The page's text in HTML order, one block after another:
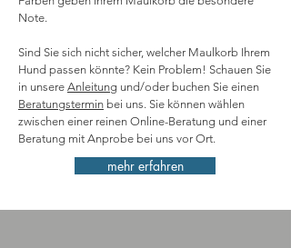
Note.
Sind Sie sich nicht sicher, welcher Maulkorb Ihrem
Hund passen könnte? Kein Problem! Schauen Sie
in unsere Anleitung und/oder buchen Sie einen
Beratungstermin bei uns. Sie können wählen
zwischen einer reinen Online-Beratung und einer
Beratung mit Anprobe bei uns vor Ort.
mehr erfahren